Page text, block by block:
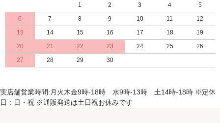
1
2 3 4
5
6
7 8 9 10 11
12
13
14 15 16 17 18
19
20
21 22 23 24 25
26
27
28 29 30
実店舗営業時間:月火木金9時-18時 水9時-13時 土14時-18時 ※定休
日：日・祝 ※通販発送は土日祝お休みです